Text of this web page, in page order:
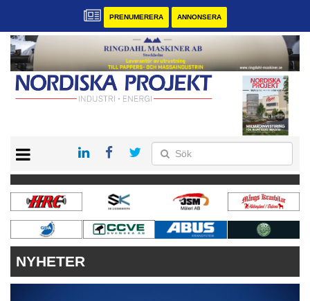
PRENUMERERA ANNONSERA
KONTAKT
VÅRA ANDRA MAGASIN
PRENUMERERA
ANNONSERA
NYHETER